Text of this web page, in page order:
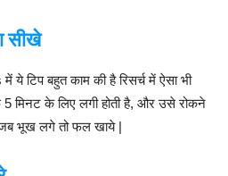
सीखे
टिप बहुत काम की है रिसर्च में ऐसा भी
5 मिनट के लिए लगी होती है, और उसे रोकने
भूख लगे तो फल खाये |